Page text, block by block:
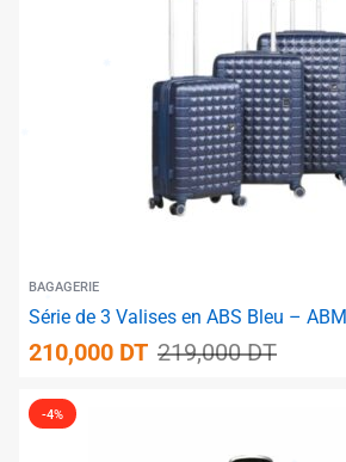
BAGAGERIE
Série de 3 Valises en ABS Bleu – ABM
219,000DT
210,000 DT
-4%